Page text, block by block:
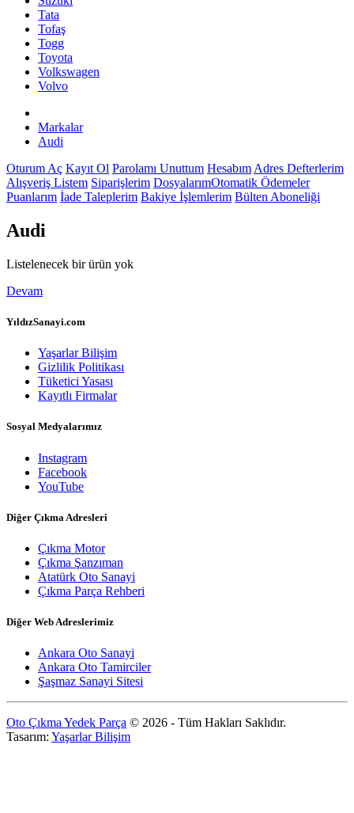
Tata
Tofaş
Togg
Toyota
Volkswagen
Volvo
Markalar
Audi
Oturum Aç Kayıt Ol Parolamı Unuttum Hesabım Adres Defterlerim
Alışveriş Listem Siparişlerim DosyalarımOtomatik Ödemeler
Puanlarım İade Taleplerim Bakiye İşlemlerim Bülten Aboneliği
Audi
Listelenecek bir ürün yok
Devam
YıldızSanayi.com
Yaşarlar Bilişim
Gizlilik Politikası
Tüketici Yasası
Kayıtlı Firmalar
Sosyal Medyalarımız
Instagram
Facebook
YouTube
Diğer Çıkma Adresleri
Çıkma Motor
Çıkma Şanzıman
Atatürk Oto Sanayi
Çıkma Parça Rehberi
Diğer Web Adreslerimiz
Ankara Oto Sanayi
Ankara Oto Tamirciler
Şaşmaz Sanayi Sitesi
Oto Çıkma Yedek Parça © 2026 - Tüm Hakları Saklıdır.
Tasarım: Yaşarlar Bilişim